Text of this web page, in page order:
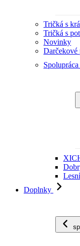
Tričká s
Tričká s
Novinky
Darčekové
Spolupráca
Doplnky